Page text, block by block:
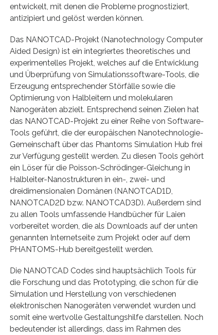
entwickelt, mit denen die Probleme prognostiziert,
antizipiert und gelöst werden können.
Das NANOTCAD-Projekt (Nanotechnology Computer
Aided Design) ist ein integriertes theoretisches und
experimentelles Projekt, welches auf die Entwicklung
und Überprüfung von Simulationssoftware-Tools, die
Erzeugung entsprechender Störfälle sowie die
Optimierung von Halbleitern und molekularen
Nanogeräten abzielt. Entsprechend seinen Zielen hat
das NANOTCAD-Projekt zu einer Reihe von Software-
Tools geführt, die der europäischen Nanotechnologie-
Gemeinschaft über das Phantoms Simulation Hub frei
zur Verfügung gestellt werden. Zu diesen Tools gehört
ein Löser für die Poisson-Schrödinger-Gleichung in
Halbleiter-Nanostrukturen in ein-, zwei- und
dreidimensionalen Domänen (NANOTCAD1D,
NANOTCAD2D bzw. NANOTCAD3D). Außerdem sind
zu allen Tools umfassende Handbücher für Laien
vorbereitet worden, die als Downloads auf der unten
genannten Internetseite zum Projekt oder auf dem
PHANTOMS-Hub bereitgestellt werden.
Die NANOTCAD Codes sind hauptsächlich Tools für
die Forschung und das Prototyping, die schon für die
Simulation und Herstellung von verschiedenen
elektronischen Nanogeräten verwendet wurden und
somit eine wertvolle Gestaltungshilfe darstellen. Noch
bedeutender ist allerdings, dass im Rahmen des